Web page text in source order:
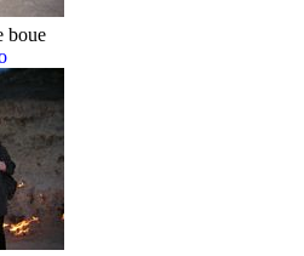
boue